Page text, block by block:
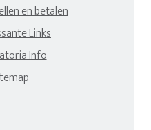
en betalen
Links
Info